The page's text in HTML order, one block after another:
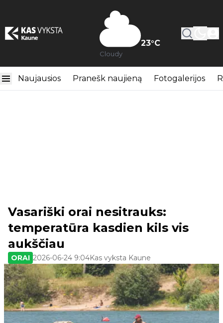
23°C
Cloudy
Naujausios Pranešk naujieną Fotogalerijos
Vasariški orai nesitrauks:
temperatūra kasdien kils vis
aukščiau
ORAI 2026-06-24 9:04Kas vyksta Kaune